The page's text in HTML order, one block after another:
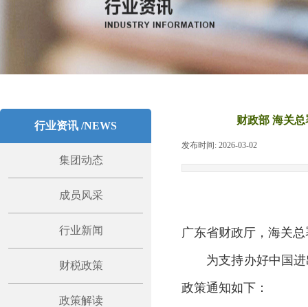
财政部 海关
发布时间: 2026-03-02
广东省财政厅，海关
为支持办好中国进出
政策通知如下：
集团动态
成员风采
行业新闻
财税政策
政策解读
行业资讯 /NEWS